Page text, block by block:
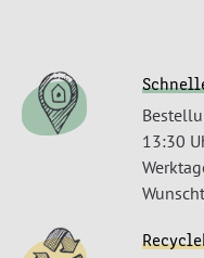
13:30